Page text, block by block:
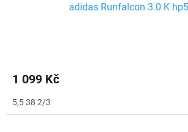
adidas Runfalcon 3.0 K
1 099 Kč
5,5 38 2/3